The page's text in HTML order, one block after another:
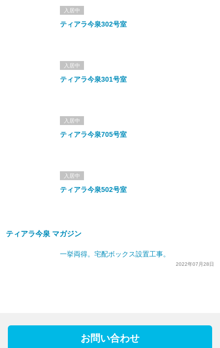
入居中
ティアラ今泉302号室
入居中
ティアラ今泉301号室
入居中
ティアラ今泉705号室
入居中
ティアラ今泉502号室
ティアラ今泉 マガジン
一挙両得。宅配ボックス設置工事。
2022年07月28日
お問い合わせ